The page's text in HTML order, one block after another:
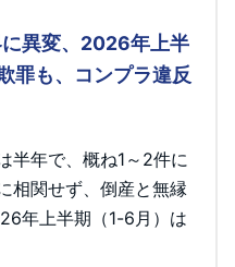
異変、2026年上半
も、コンプラ違反
半年で、概ね1～2件に
相関せず、倒産と無縁
年上半期（1-6月）は